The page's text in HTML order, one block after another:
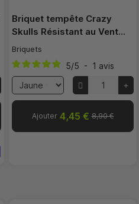
Briquet tempête Crazy
Skulls Résistant au Vent…
Briquets
5/5 - 1 avis
Ajouter 4,45 € 8,90 €